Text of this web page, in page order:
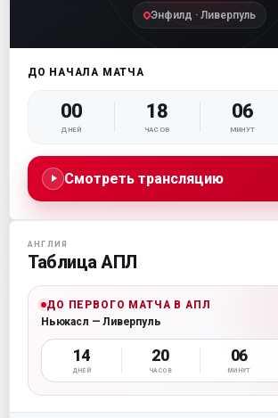
Энфилд · Ливерпуль
ДО НАЧАЛА МАТЧА
00
ДНЕЙ
18
ЧАСОВ
06
МИНУТ
Смотреть трансляцию
АНГЛИЯ
Таблица АПЛ
ДО ПЕРВОГО МАТЧА В АПЛ
Ньюкасл — Ливерпуль
14
ДНЕЙ
20
ЧАСОВ
06
МИНУТ